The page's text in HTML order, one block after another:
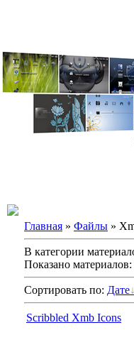
Главная » Файлы »
В категории
Показано материалов:
Сортировать по: Дате
Scribbled Xmb Icons